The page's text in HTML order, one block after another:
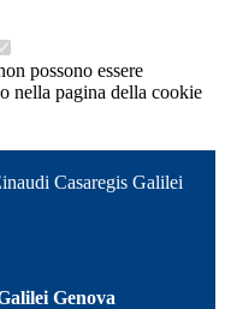
possono essere
nella pagina della cookie
Casaregis Galilei
Genova